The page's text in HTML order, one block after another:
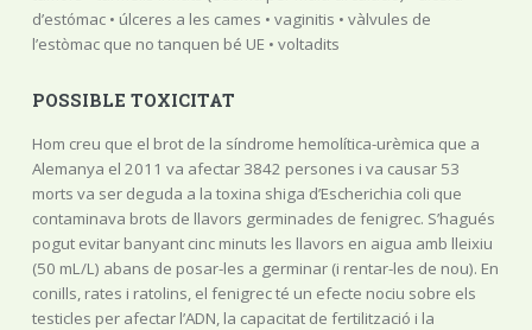
POSSIBLE TOXICITAT
Hom creu que el brot de la síndrome hemolítica-urèmica que a
Alemanya el 2011 va afectar 3842 persones i va causar 53
morts va ser deguda a la toxina shiga d’Escherichia coli que
contaminava brots de llavors germinades de fenigrec. S’hagués
pogut evitar banyant cinc minuts les llavors en aigua amb lleixiu
(50 mL/L) abans de posar-les a germinar (i rentar-les de nou). En
conills, rates i ratolins, el fenigrec té un efecte nociu sobre els
testicles per afectar l’ADN, la capacitat de fertilització i la